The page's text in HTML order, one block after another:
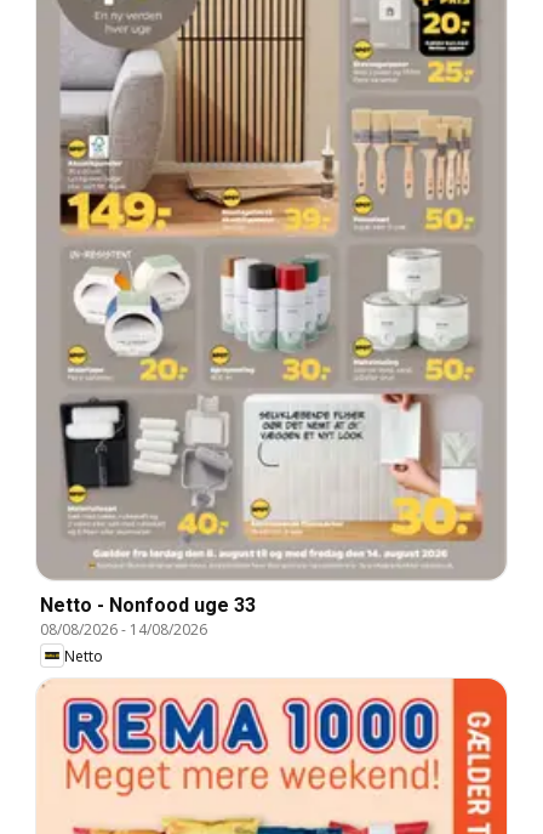
Netto - Nonfood uge 33
08/08/2026- 14/08/2026
Netto